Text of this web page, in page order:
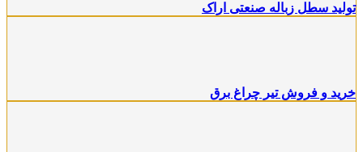
تولید سطل زباله صنعتی اراک
خرید و فروش تير چراغ برق